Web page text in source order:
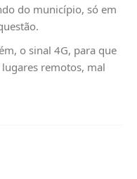
do município, só em
o sinal 4G, para que
remotos, mal